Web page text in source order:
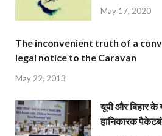
May 17, 2020
The inconvenient truth of a
legal notice to the Caravan
May 22, 2013
यूपी और बिहार के
हानिकारक